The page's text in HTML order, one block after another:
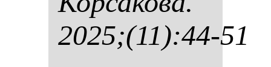
2025;(11):44-51